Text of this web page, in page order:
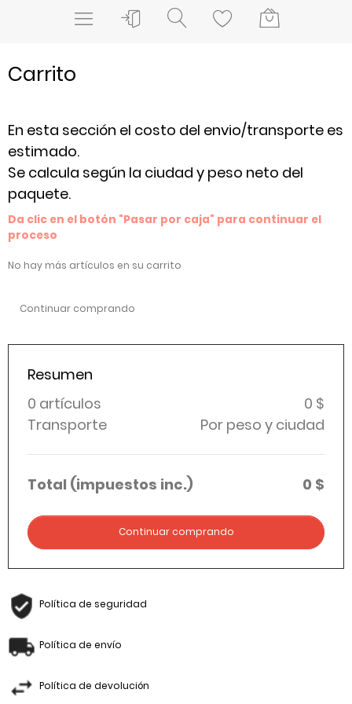
Carrito
En esta sección el costo del envio/transporte es
estimado.
Se calcula según la ciudad y peso neto del
paquete.
Da clic en el botón "Pasar por caja" para continuar el
proceso
No hay más artículos en su carrito
Continuar comprando
Resumen
0 artículos
0 $
Transporte
Por peso y ciudad
Total (impuestos inc.) 0 $
Continuar comprando
Política de seguridad
Política de envío
Política de devolución